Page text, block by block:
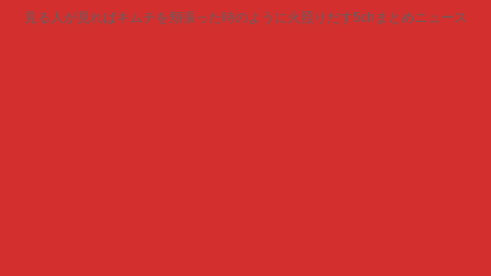
見る人が見ればキムチを頬張った時のように火照りだす5chまとめニュース